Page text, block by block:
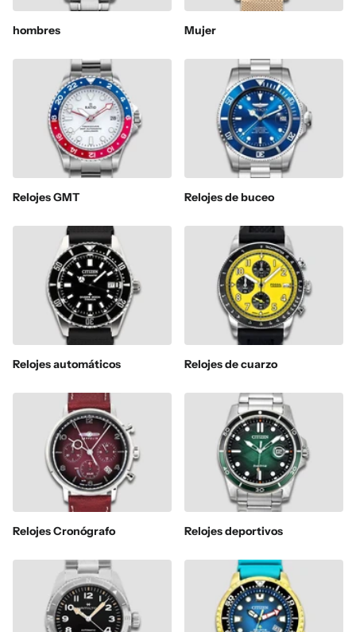
hombres Mujer
Relojes GMT Relojes de buceo
Relojes automáticos Relojes de cuarzo
Relojes Cronógrafo Relojes deportivos